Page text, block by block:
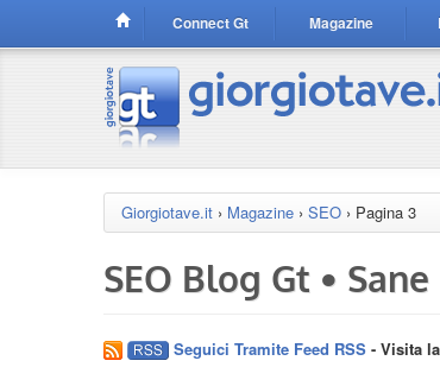
Connect Gt Magazine
Giorgiotave.it › Magazine › SEO › Pagina 3
SEO Blog Gt •
Seguici Tramite Feed RSS - Visita